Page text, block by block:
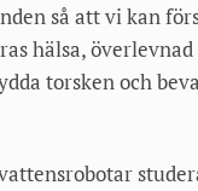
så att vi kan
hälsa,
torsken och